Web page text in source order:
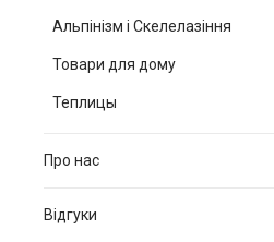
Альпінізм і Скелелазіння
Товари для дому
Теплицы
Про нас
Відгуки